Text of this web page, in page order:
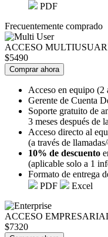
PDF
Frecuentemente comprado
ACCESO
$5490
Comprar ahora
Acceso en equipo (2
Gerente de Cuenta
Soporte gratuito de
3 meses después de
Acceso directo al
(a través de
10% de descuento
(aplicable solo a 1
Formato de entrega
PDF
Excel
ACCESO
$7320